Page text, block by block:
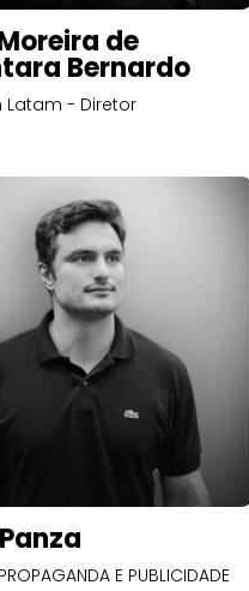
de
Bernardo
- Diretor
E PUBLICIDADE